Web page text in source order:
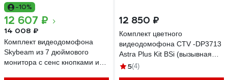
-10%
12 607 ₽
14 008 ₽
Комплект видеодомофона
Skybeam из 7 дюймового
монитора с сенс кнопками и
12 850 ₽
Комплект цветного
видеодомофона CTV -DP3713
Astra Plus Kit BSi (вызывная
панель -D40 Plus и монитор -
5(4)